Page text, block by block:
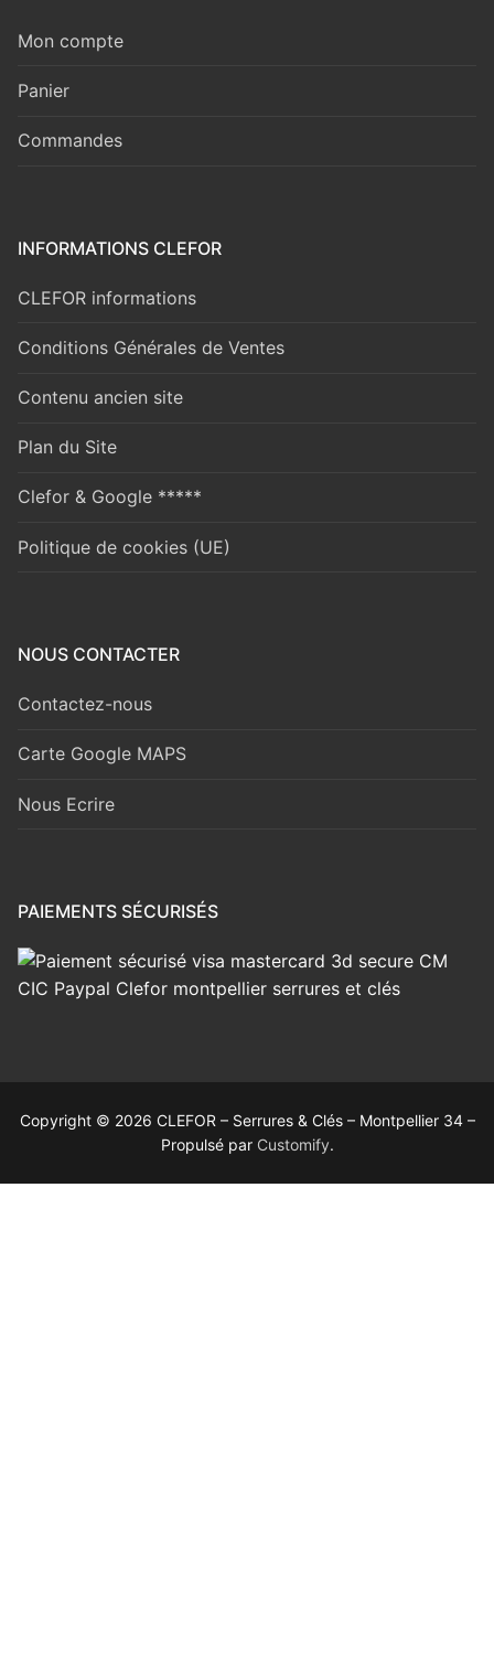
Mon compte
Panier
Commandes
INFORMATIONS CLEFOR
CLEFOR informations
Conditions Générales de Ventes
Contenu ancien site
Plan du Site
Clefor & Google *****
Politique de cookies (UE)
NOUS CONTACTER
Contactez-nous
Carte Google MAPS
Nous Ecrire
PAIEMENTS SÉCURISÉS
Copyright © 2026 CLEFOR – Serrures & Clés – Montpellier 34 –
Propulsé par Customify.